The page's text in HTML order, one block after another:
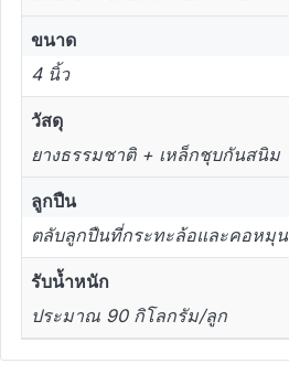
ขนาด
4 นิ้ว
วัสดุ
ยางธรรมชาติ + เหล็กชุบกันสนิม
ลูกปืน
ตลับลูกปืนที่กระทะล้อและคอหมุน
รับน้ำหนัก
ประมาณ 90 กิโลกรัม/ลูก